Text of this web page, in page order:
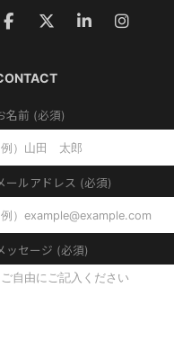
名前 (必須)
ールアドレス (必須)
ッセージ (必須)